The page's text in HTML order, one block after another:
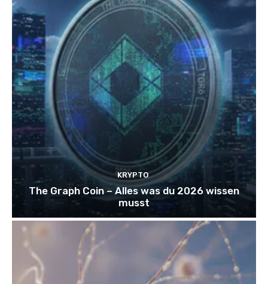
KRYPTO
The Graph Coin – Alles was du 2026 wissen
musst